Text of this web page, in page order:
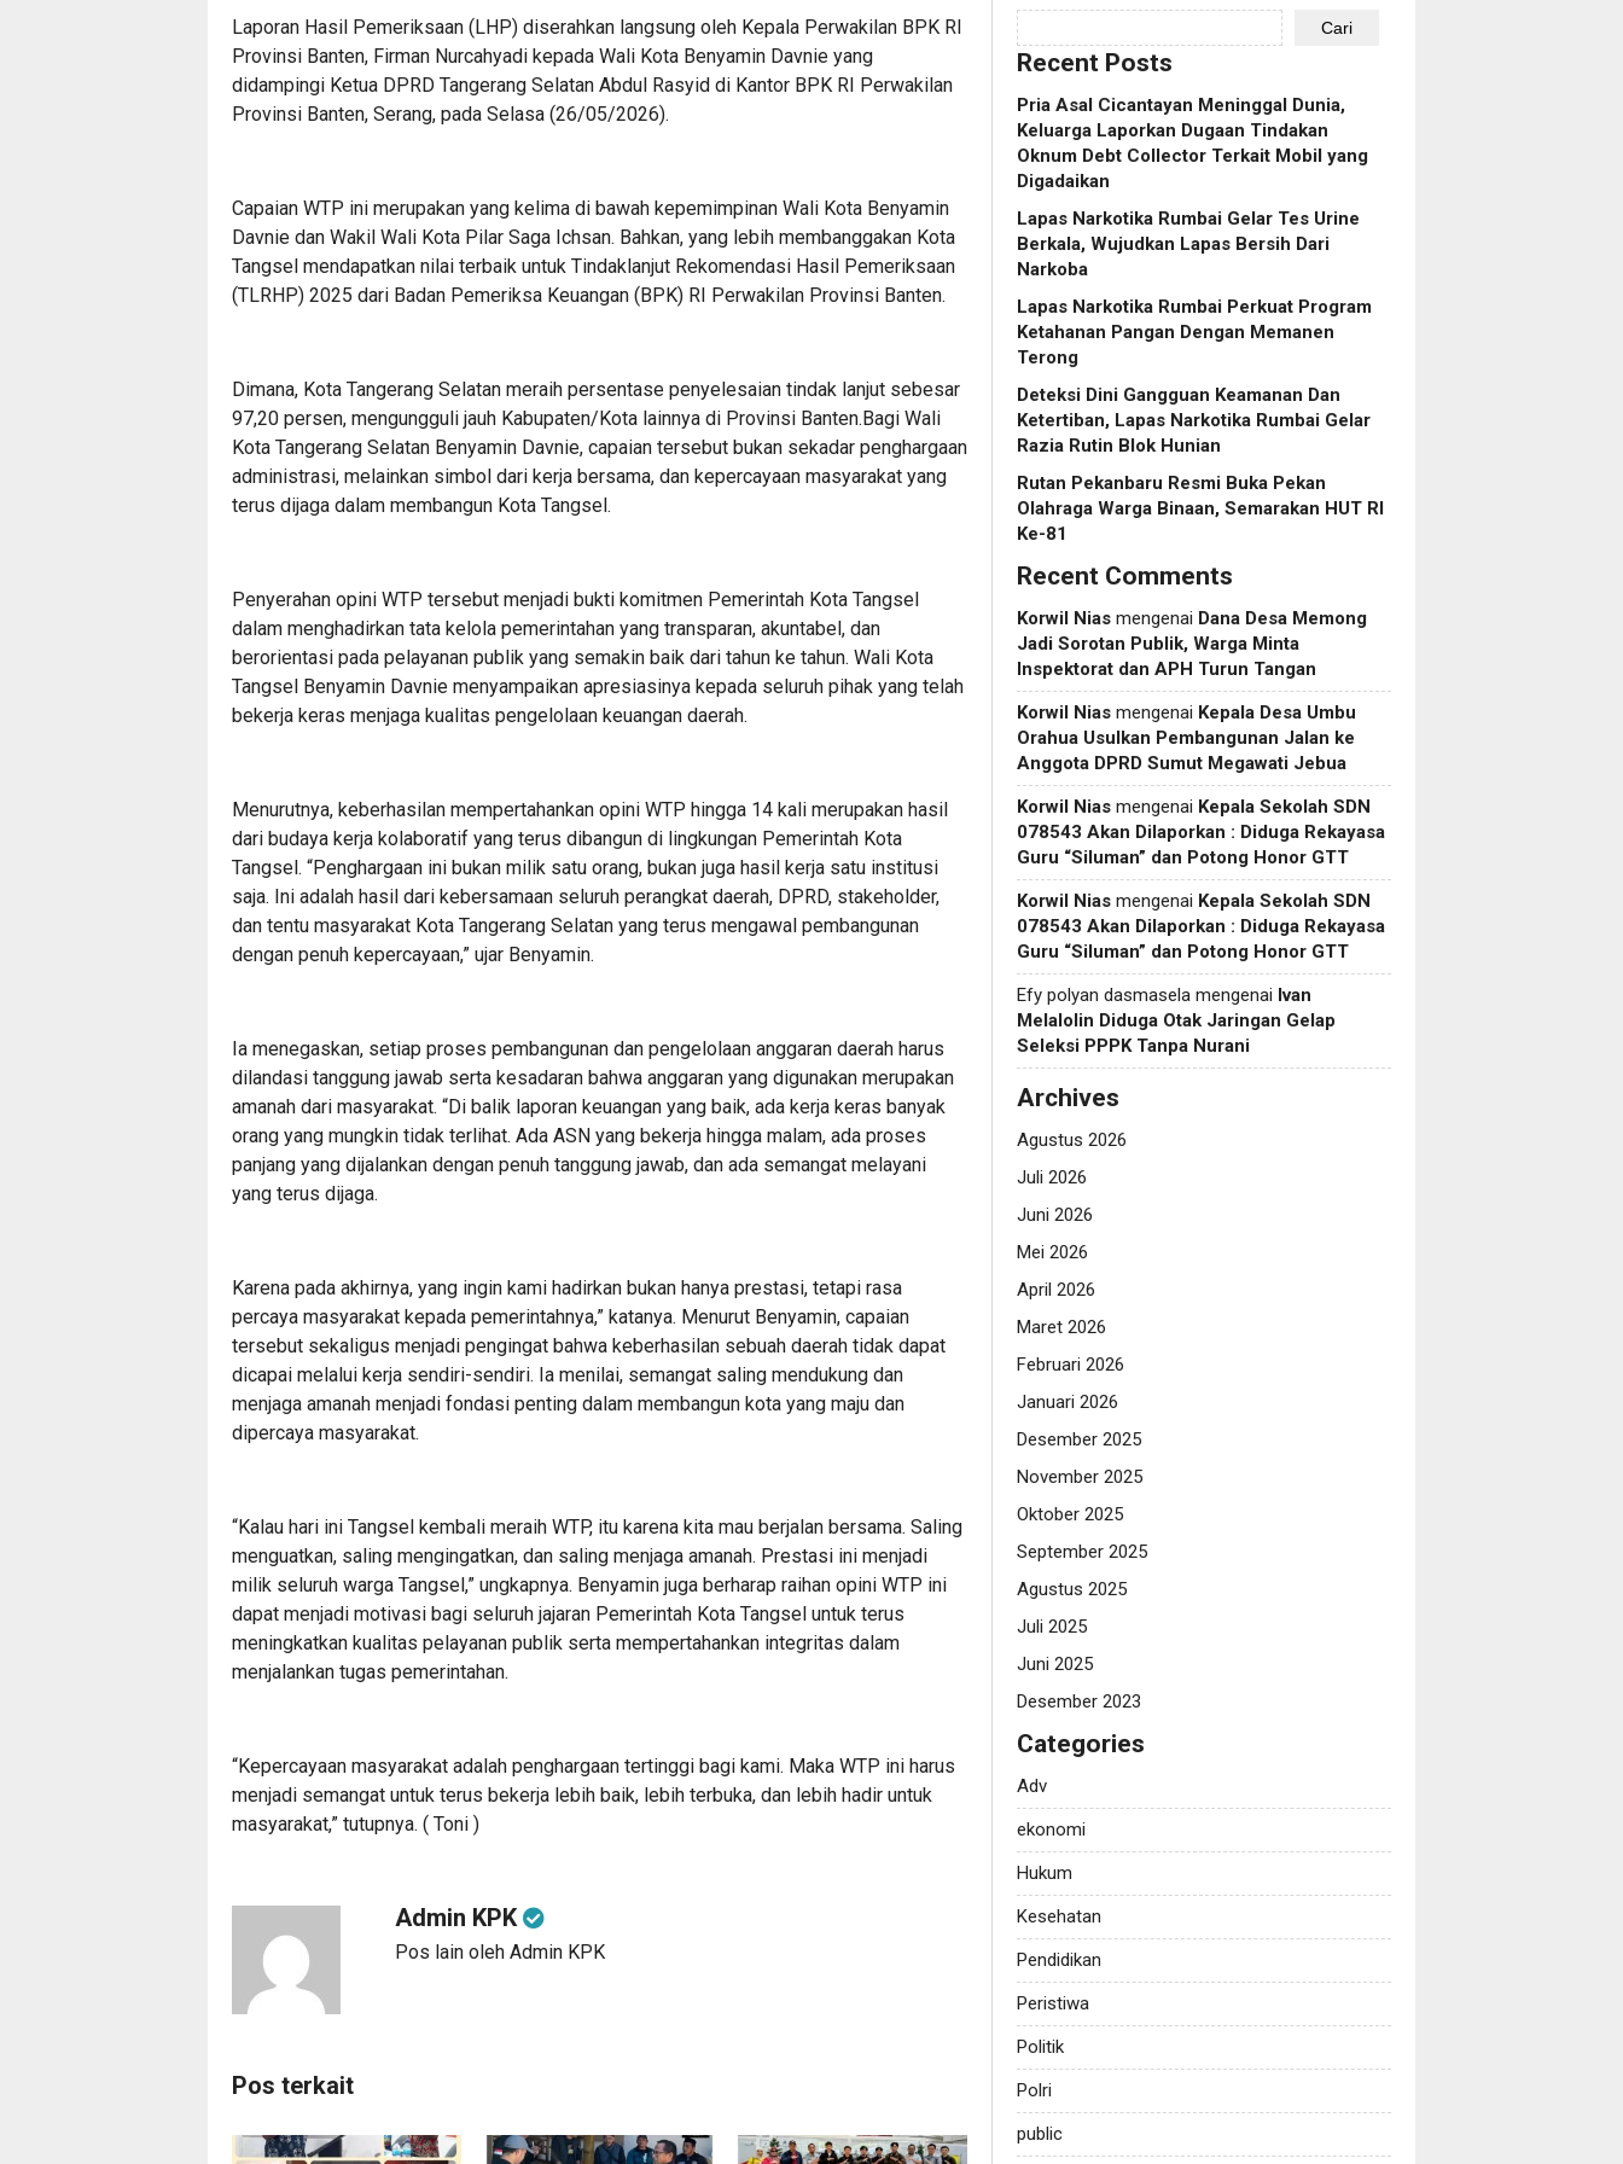
Laporan Hasil Pemeriksaan (LHP) diserahkan langsung oleh Kepala Perwakilan BPK RI
Provinsi Banten, Firman Nurcahyadi kepada Wali Kota Benyamin Davnie yang
didampingi Ketua DPRD Tangerang Selatan Abdul Rasyid di Kantor BPK RI Perwakilan
Provinsi Banten, Serang, pada Selasa (26/05/2026).
Capaian WTP ini merupakan yang kelima di bawah kepemimpinan Wali Kota Benyamin
Davnie dan Wakil Wali Kota Pilar Saga Ichsan. Bahkan, yang lebih membanggakan Kota
Tangsel mendapatkan nilai terbaik untuk Tindaklanjut Rekomendasi Hasil Pemeriksaan
(TLRHP) 2025 dari Badan Pemeriksa Keuangan (BPK) RI Perwakilan Provinsi Banten.
Dimana, Kota Tangerang Selatan meraih persentase penyelesaian tindak lanjut sebesar
97,20 persen, mengungguli jauh Kabupaten/Kota lainnya di Provinsi Banten.Bagi Wali
Kota Tangerang Selatan Benyamin Davnie, capaian tersebut bukan sekadar penghargaan
administrasi, melainkan simbol dari kerja bersama, dan kepercayaan masyarakat yang
terus dijaga dalam membangun Kota Tangsel.
Penyerahan opini WTP tersebut menjadi bukti komitmen Pemerintah Kota Tangsel
dalam menghadirkan tata kelola pemerintahan yang transparan, akuntabel, dan
berorientasi pada pelayanan publik yang semakin baik dari tahun ke tahun. Wali Kota
Tangsel Benyamin Davnie menyampaikan apresiasinya kepada seluruh pihak yang telah
bekerja keras menjaga kualitas pengelolaan keuangan daerah.
Menurutnya, keberhasilan mempertahankan opini WTP hingga 14 kali merupakan hasil
dari budaya kerja kolaboratif yang terus dibangun di lingkungan Pemerintah Kota
Tangsel. “Penghargaan ini bukan milik satu orang, bukan juga hasil kerja satu institusi
saja. Ini adalah hasil dari kebersamaan seluruh perangkat daerah, DPRD, stakeholder,
dan tentu masyarakat Kota Tangerang Selatan yang terus mengawal pembangunan
dengan penuh kepercayaan,” ujar Benyamin.
Ia menegaskan, setiap proses pembangunan dan pengelolaan anggaran daerah harus
dilandasi tanggung jawab serta kesadaran bahwa anggaran yang digunakan merupakan
amanah dari masyarakat. “Di balik laporan keuangan yang baik, ada kerja keras banyak
orang yang mungkin tidak terlihat. Ada ASN yang bekerja hingga malam, ada proses
panjang yang dijalankan dengan penuh tanggung jawab, dan ada semangat melayani
yang terus dijaga.
Karena pada akhirnya, yang ingin kami hadirkan bukan hanya prestasi, tetapi rasa
percaya masyarakat kepada pemerintahnya,” katanya. Menurut Benyamin, capaian
tersebut sekaligus menjadi pengingat bahwa keberhasilan sebuah daerah tidak dapat
dicapai melalui kerja sendiri-sendiri. Ia menilai, semangat saling mendukung dan
menjaga amanah menjadi fondasi penting dalam membangun kota yang maju dan
dipercaya masyarakat.
“Kalau hari ini Tangsel kembali meraih WTP, itu karena kita mau berjalan bersama. Saling
menguatkan, saling mengingatkan, dan saling menjaga amanah. Prestasi ini menjadi
milik seluruh warga Tangsel,” ungkapnya. Benyamin juga berharap raihan opini WTP ini
dapat menjadi motivasi bagi seluruh jajaran Pemerintah Kota Tangsel untuk terus
meningkatkan kualitas pelayanan publik serta mempertahankan integritas dalam
menjalankan tugas pemerintahan.
“Kepercayaan masyarakat adalah penghargaan tertinggi bagi kami. Maka WTP ini harus
menjadi semangat untuk terus bekerja lebih baik, lebih terbuka, dan lebih hadir untuk
masyarakat,” tutupnya. ( Toni )
Admin KPK
Pos lain oleh Admin KPK
Pos terkait
Cari
Recent Posts
Pria Asal Cicantayan Meninggal Dunia,
Keluarga Laporkan Dugaan Tindakan
Oknum Debt Collector Terkait Mobil yang
Digadaikan
Lapas Narkotika Rumbai Gelar Tes Urine
Berkala, Wujudkan Lapas Bersih Dari
Narkoba
Lapas Narkotika Rumbai Perkuat Program
Ketahanan Pangan Dengan Memanen
Terong
Deteksi Dini Gangguan Keamanan Dan
Ketertiban, Lapas Narkotika Rumbai Gelar
Razia Rutin Blok Hunian
Rutan Pekanbaru Resmi Buka Pekan
Olahraga Warga Binaan, Semarakan HUT RI
Ke-81
Recent Comments
Korwil Nias mengenai Dana Desa Memong
Jadi Sorotan Publik, Warga Minta
Inspektorat dan APH Turun Tangan
Korwil Nias mengenai Kepala Desa Umbu
Orahua Usulkan Pembangunan Jalan ke
Anggota DPRD Sumut Megawati Jebua
Korwil Nias mengenai Kepala Sekolah SDN
078543 Akan Dilaporkan : Diduga Rekayasa
Guru “Siluman” dan Potong Honor GTT
Korwil Nias mengenai Kepala Sekolah SDN
078543 Akan Dilaporkan : Diduga Rekayasa
Guru “Siluman” dan Potong Honor GTT
Efy polyan dasmasela mengenai Ivan
Melalolin Diduga Otak Jaringan Gelap
Seleksi PPPK Tanpa Nurani
Archives
Agustus 2026
Juli 2026
Juni 2026
Mei 2026
April 2026
Maret 2026
Februari 2026
Januari 2026
Desember 2025
November 2025
Oktober 2025
September 2025
Agustus 2025
Juli 2025
Juni 2025
Desember 2023
Categories
Adv
ekonomi
Hukum
Kesehatan
Pendidikan
Peristiwa
Politik
Polri
public